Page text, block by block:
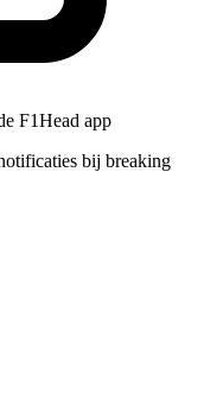
F1Head app
bij breaking